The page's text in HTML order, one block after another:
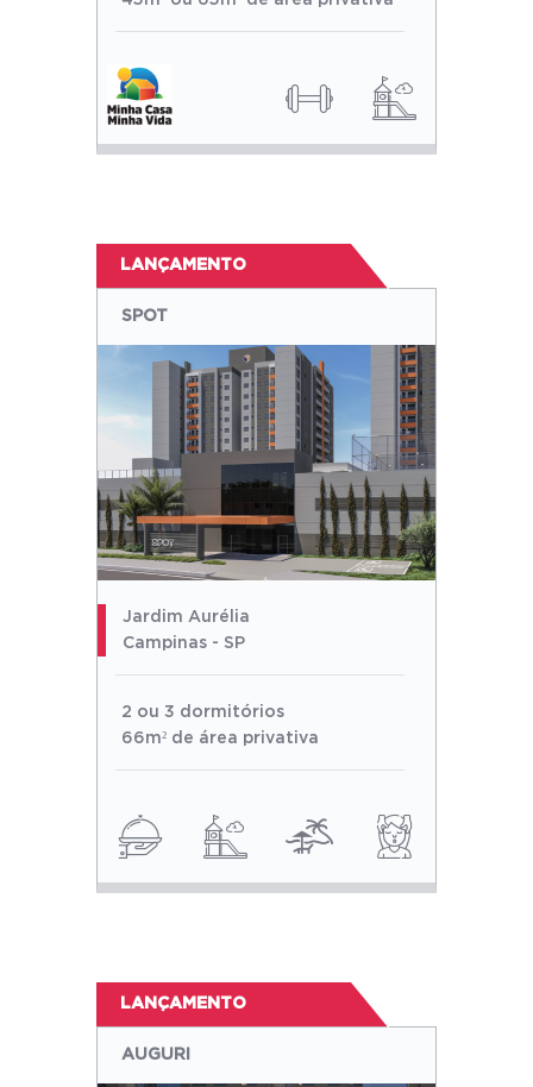
LANÇAMENTO
SPOT
Jardim Aurélia
Campinas - SP
2 ou 3 dormitórios
66m² de área privativa
LANÇAMENTO
AUGURI